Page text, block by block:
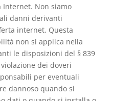
Internet. Non siamo
danni derivanti
internet. Questa
non si applica nella
le disposizioni del § 839
dei doveri
per eventuali
dannoso quando si